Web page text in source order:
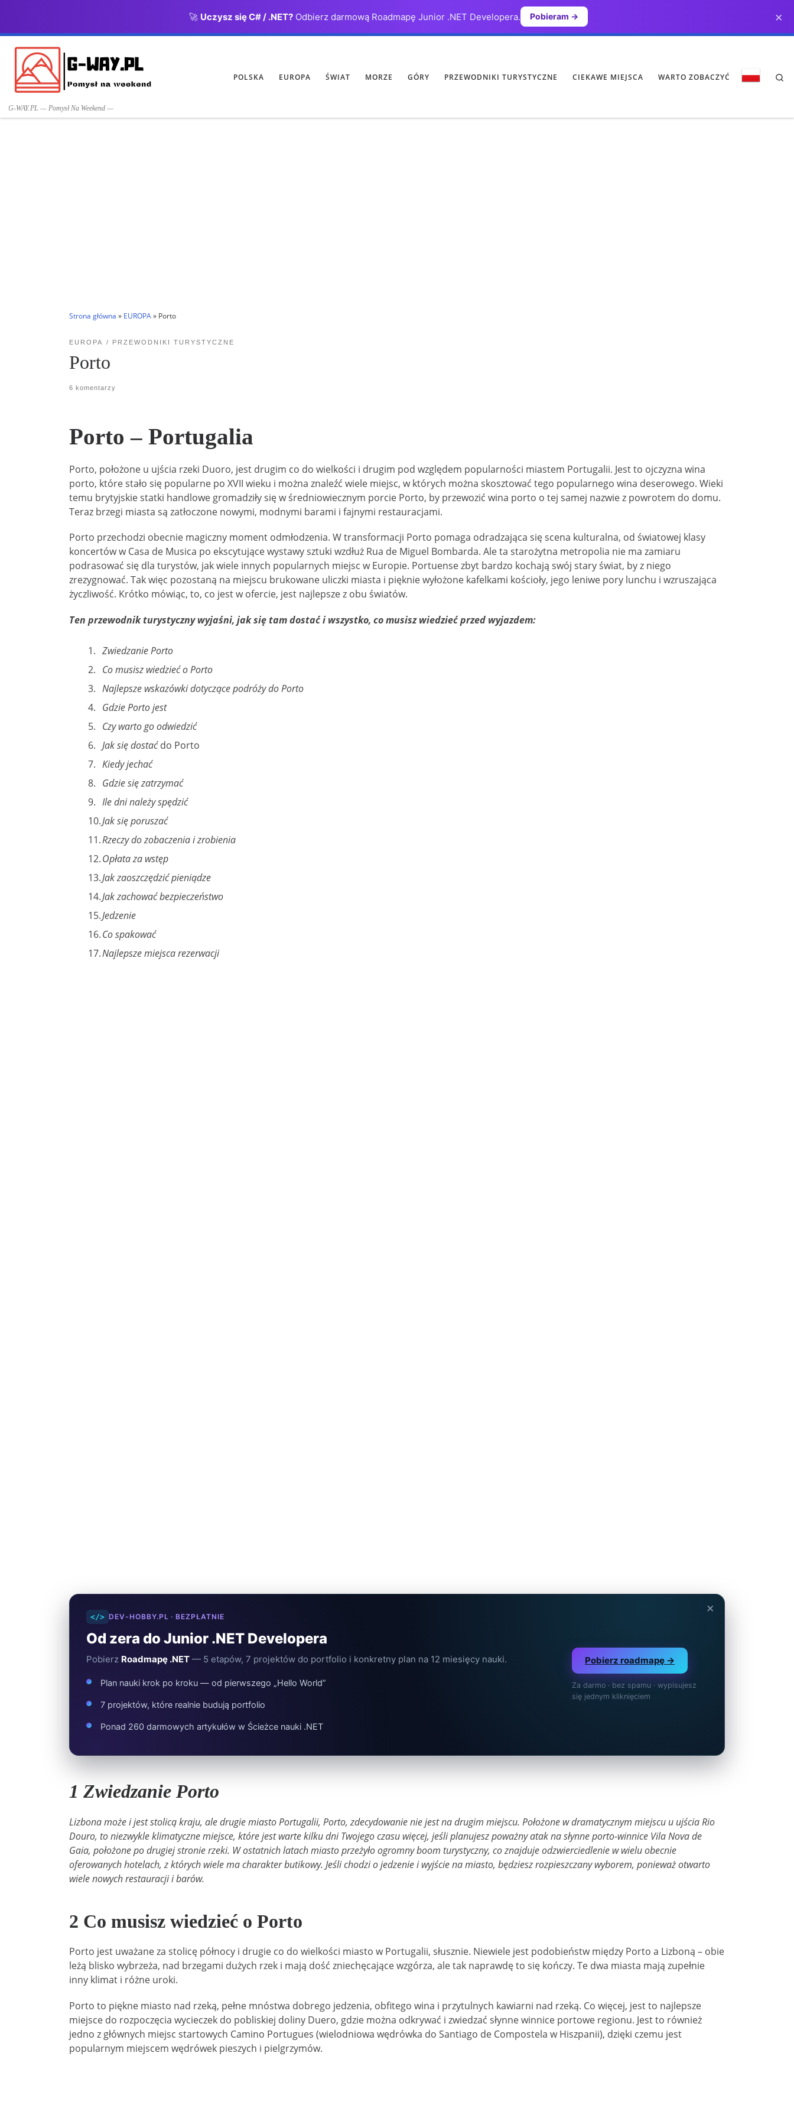
🚀 Uczysz się C# / .NET?Odbierz darmową Roadmapę Junior .NET Developera. Pobieram → ×
G-WAY.PL — Pomysł Na Weekend —
POLSKA EUROPA ŚWIAT MORZE GÓRY PRZEWODNIKI TURYSTYCZNE CIEKAWE MIEJSCA WARTO ZOBACZYĆ
Strona główna » EUROPA» Porto
EUROPA PRZEWODNIKI TURYSTYCZNE
Porto
6 komentarzy
Porto – Portugalia
Porto, położone u ujścia rzeki Duoro, jest drugim co do wielkości i drugim pod względem popularności miastem Portugalii. Jest to ojczyzna wina
porto, które stało się popularne po XVII wieku i można znaleźć wiele miejsc, w których można skosztować tego popularnego wina deserowego. Wieki
temu brytyjskie statki handlowe gromadziły się w średniowiecznym porcie Porto, by przewozić wina porto o tej samej nazwie z powrotem do domu.
Teraz brzegi miasta są zatłoczone nowymi, modnymi barami i fajnymi restauracjami.
Porto przechodzi obecnie magiczny moment odmłodzenia. W transformacji Porto pomaga odradzająca się scena kulturalna, od światowej klasy
koncertów w Casa de Musica po ekscytujące wystawy sztuki wzdłuż Rua de Miguel Bombarda. Ale ta starożytna metropolia nie ma zamiaru
podrasować się dla turystów, jak wiele innych popularnych miejsc w Europie. Portuense zbyt bardzo kochają swój stary świat, by z niego
zrezygnować. Tak więc pozostaną na miejscu brukowane uliczki miasta i pięknie wyłożone kafelkami kościoły, jego leniwe pory lunchu i wzruszająca
życzliwość. Krótko mówiąc, to, co jest w ofercie, jest najlepsze z obu światów.
Ten przewodnik turystyczny wyjaśni, jak się tam dostać i wszystko, co musisz wiedzieć przed wyjazdem:
Zwiedzanie Porto
Co musisz wiedzieć o Porto
Najlepsze wskazówki dotyczące podróży do Porto
Gdzie Porto jest
Czy warto go odwiedzić
Jak się dostaćdo Porto
Kiedy jechać
Gdzie się zatrzymać
Ile dni należy spędzić
Jak się poruszać
Rzeczy do zobaczenia i zrobienia
Opłata za wstęp
Jak zaoszczędzić pieniądze
Jak zachować bezpieczeństwo
Jedzenie
Co spakować
Najlepsze miejsca rezerwacji
×
</> DEV-HOBBY.PL · BEZPŁATNIE
Od zera do Junior .NET Developera
Pobierz Roadmapę .NET — 5 etapów, 7 projektów do portfolio i konkretny plan na 12 miesięcy nauki.
Plan nauki krok po kroku — od pierwszego „Hello World”
7 projektów, które realnie budują portfolio
Ponad 260 darmowych artykułów w Ścieżce nauki .NET
Pobierz roadmapę →
Za darmo · bez spamu · wypisujesz
się jednym kliknięciem
1 Zwiedzanie Porto
Lizbona może i jest stolicą kraju, ale drugie miasto Portugalii, Porto, zdecydowanie nie jest na drugim miejscu. Położone w dramatycznym miejscu u ujścia Rio
Douro, to niezwykle klimatyczne miejsce, które jest warte kilku dni Twojego czasu więcej, jeśli planujesz poważny atak na słynne porto-winnice Vila Nova de
Gaia, położone po drugiej stronie rzeki. W ostatnich latach miasto przeżyło ogromny boom turystyczny, co znajduje odzwierciedlenie w wielu obecnie
oferowanych hotelach, z których wiele ma charakter butikowy. Jeśli chodzi o jedzenie i wyjście na miasto, będziesz rozpieszczany wyborem, ponieważ otwarto
wiele nowych restauracji i barów.
2 Co musisz wiedzieć o Porto
Porto jest uważane za stolicę północy i drugie co do wielkości miasto w Portugalii, słusznie. Niewiele jest podobieństw między Porto a Lizboną – obie
leżą blisko wybrzeża, nad brzegami dużych rzek i mają dość zniechęcające wzgórza, ale tak naprawdę to się kończy. Te dwa miasta mają zupełnie
inny klimat i różne uroki.
Porto to piękne miasto nad rzeką, pełne mnóstwa dobrego jedzenia, obfitego wina i przytulnych kawiarni nad rzeką. Co więcej, jest to najlepsze
miejsce do rozpoczęcia wycieczek do pobliskiej doliny Duero, gdzie można odkrywać i zwiedzać słynne winnice portowe regionu. Jest to również
jedno z głównych miejsc startowych Camino Portugues (wielodniowa wędrówka do Santiago de Compostela w Hiszpanii), dzięki czemu jest
popularnym miejscem wędrówek pieszych i pielgrzymów.